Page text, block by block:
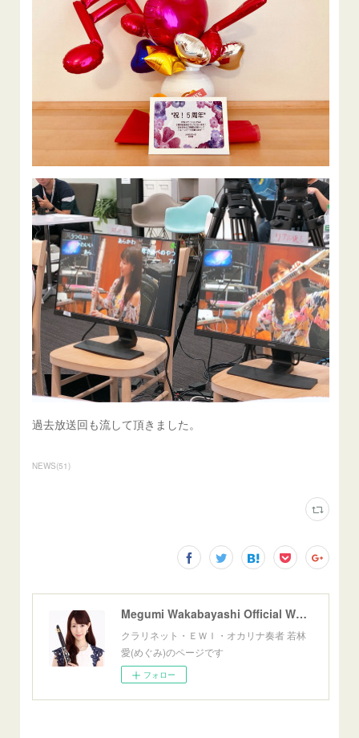
過去放送回も流して頂きました。
NEWS(51)
Megumi Wakabayashi Official Website
クラリネット・ＥＷＩ・オカリナ奏者 若林
愛(めぐみ)のページです
フォロー